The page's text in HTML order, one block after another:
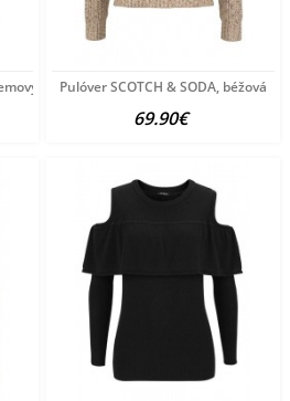
Pulóver SCOTCH & SODA, béžová
69.90€